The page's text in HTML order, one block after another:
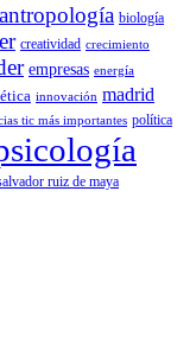
antropología biología
creatividad crecimiento
empresas energía
innovación madrid
tic más importantes política
ruiz de maya